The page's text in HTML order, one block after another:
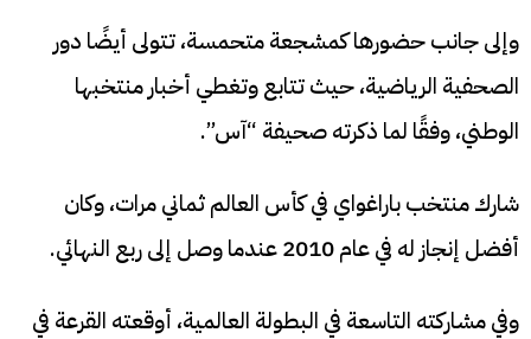
وإلى جانب حضورها كمشجعة متحمسة، تتولى أيضًا دور
الصحفية الرياضية، حيث تتابع وتغطي أخبار منتخبها
الوطني، وفقًا لما ذكرته صحيفة “آس”.
شارك منتخب باراغواي في كأس العالم ثماني مرات، وكان
أفضل إنجاز له في عام 2010 عندما وصل إلى ربع النهائي.
وفي مشاركته التاسعة في البطولة العالمية، أوقعته القرعة في